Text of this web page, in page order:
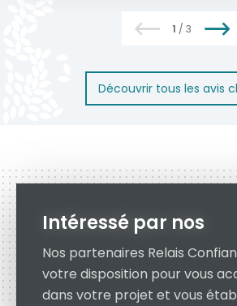
1 / 3
Découvrir tous les avis
Intéressé par nos
Nos partenaires Relais
votre disposition pour vous
dans votre projet et vous